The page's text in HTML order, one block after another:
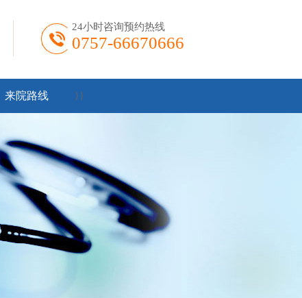
24小时咨询预约热线
0757-66670666
} }
来院路线